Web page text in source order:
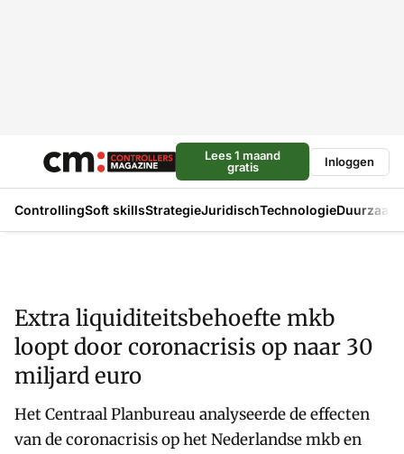
Lees 1 maand
gratis
Inloggen
ControllingSoft skillsStrategieJuridischTechnologie
Extra liquiditeitsbehoefte mkb
loopt door coronacrisis op naar 30
miljard euro
Het Centraal Planbureau analyseerde de effecten
van de coronacrisis op het Nederlandse mkb en